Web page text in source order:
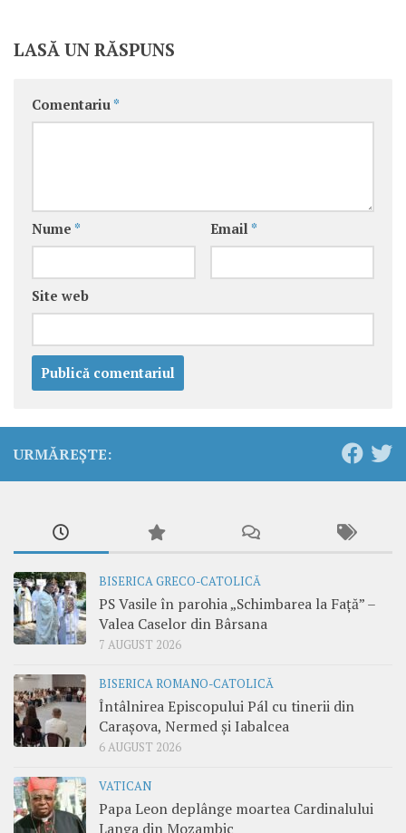
LASĂ UN RĂSPUNS
Comentariu *
Nume * Email *
Site web
URMĂREȘTE:
BISERICA GRECO-CATOLICĂ
PS Vasile în parohia „Schimbarea la Față” –
Valea Caselor din Bârsana
7 AUGUST 2026
BISERICA ROMANO-CATOLICĂ
Întâlnirea Episcopului Pál cu tinerii din
Carașova, Nermed și Iabalcea
6 AUGUST 2026
VATICAN
Papa Leon deplânge moartea Cardinalului
Langa din Mozambic